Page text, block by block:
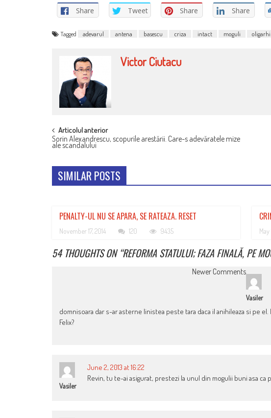
Share Tweet Share Share
Tagged adevarul antena basescu criza intact moguli oligarhi
Victor Ciutacu
POST
NAVIGATION
Articolul anterior
Sorin Alexandrescu, scopurile arestării. Care-s adevăratele mize
ale scandalului
SIMILAR POSTS
PENALTY-UL NU SE APARA, SE RATEAZA. RESET
November 17, 2014 120 9435
54 THOUGHTS ON “REFORMA STATULUI; FAZA FINALĂ, PE
Newer Comments
Vasiler
domnisoara dar s-ar asterne linistea peste tara daca il anihileaza si pe
Felix?
Vasiler
June 2, 2013 at 16:22
Revin, tu te-ai asigurat, prestezi la unul din mogulii buni asa ca